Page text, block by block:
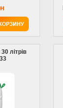
літрів